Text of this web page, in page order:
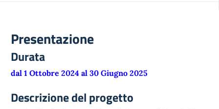
Presentazione
Durata
dal 1 Ottobre 2024 al 30 Giugno 2025
Descrizione del progetto